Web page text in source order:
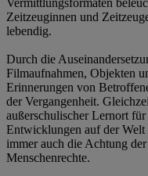
Zeitzeuginnen und
lebendig.
Durch die
Filmaufnahmen, Objekten
Erinnerungen von
der Vergangenheit.
außerschulischer Lernort
Entwicklungen auf der Welt
immer auch die Achtung
Menschenrechte.